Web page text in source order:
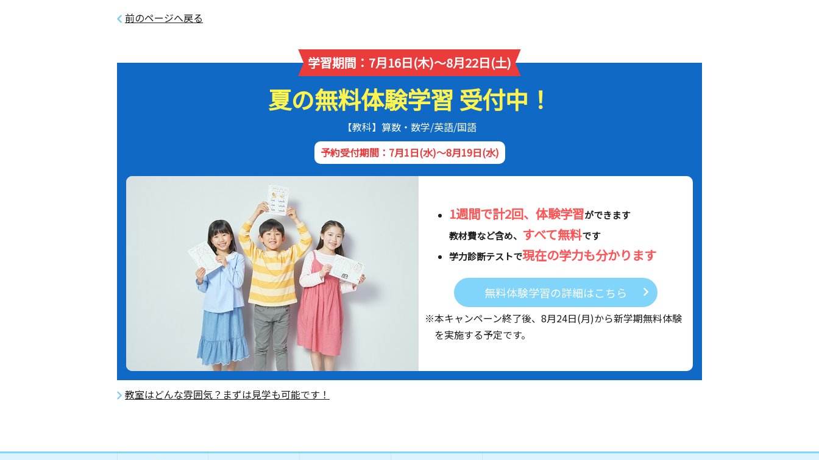
前のページへ戻る
学習期間：7月16日(木)～8月22日(土)
夏の無料体験学習 受付中！
【教科】算数・数学/英語/国語
予約受付期間：7月1日(水)～8月19日(水)
1週間で計2回、体験学習ができます
教材費など含め、 すべて無料です
学力診断テストで現在の学力も分かります
無料体験学習の詳細はこちら
※本キャンペーン終了後、 8月24日(月)から新学期無料体験
を実施する予定です。
教室はどんな雰囲気？まずは見学も可能です！